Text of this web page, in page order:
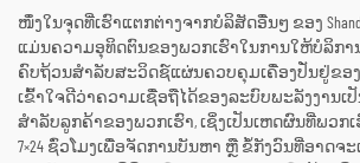
ໜຶ່ງໃນຈຸດທີ່ເຮົາແຕກຕ່າງຈາກບໍລິສັດອື່ນໆ ຂອງ
ແມ່ນຄວາມອຸທິດຕົນຂອງພວກເຮົາໃນການໃຫ້ບໍລິກາ
ຄົບຖ້ວນສຳລັບສະວິດຊ໌ແຜ່ນຄວບຄຸມເຄື່ອງປັ່ນຢູ່ຂອງ
ເຂົ້າໃຈດີວ່າຄວາມເຊື່ອຖືໄດ້ຂອງລະບົບພະລັງງານເ
ສຳລັບລູກຄ້າຂອງພວກເຮົາ, ເຊິ່ງເປັນເຫດຜົນທີ່ພວກ
7×24 ຊົ່ວໂມງເພື່ອຈັດການບັນຫາ ຫຼື ຂໍ້ກັງວົນທີ່ອາດຈ